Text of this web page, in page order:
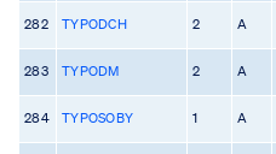
282 TYPODCH 2 A
283 TYPODM 2 A
284 TYPOSOBY 1 A